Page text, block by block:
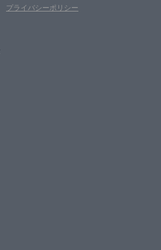
プライバシーポリシー